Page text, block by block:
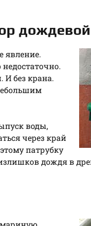
явление.
И без крана.
воды,
через край
патрубку
дождя в